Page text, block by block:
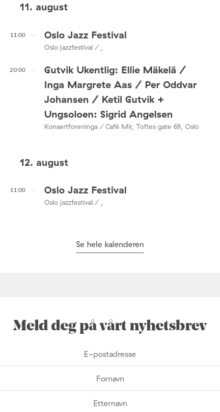
11. august
11:00 Oslo Jazz Festival
Oslo jazzfestival / ,
20:00
Gutvik Ukentlig: Ellie Mäkelä /
Inga Margrete Aas / Per Oddvar
Johansen / Ketil Gutvik +
Ungsoloen: Sigrid Angelsen
Konsertforeninga / Café Mir, Toftes gate 69, Oslo
12. august
11:00 Oslo Jazz Festival
Oslo jazzfestival / ,
Se hele kalenderen
Meld deg på vårt nyhetsbrev